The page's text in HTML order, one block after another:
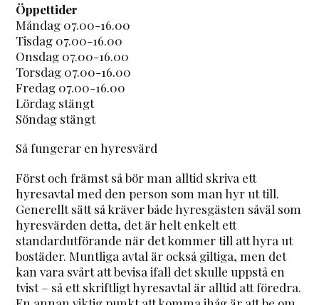
Öppettider
Måndag 07.00-16.00
Tisdag 07.00-16.00
Onsdag 07.00-16.00
Torsdag 07.00-16.00
Fredag 07.00-16.00
Lördag stängt
Söndag stängt
Så fungerar en hyresvärd
Först och främst så bör man alltid skriva ett
hyresavtal med den person som man hyr ut till.
Generellt sätt så kräver både hyresgästen såväl som
hyresvärden detta, det är helt enkelt ett
standardutförande när det kommer till att hyra ut
bostäder. Muntliga avtal är också giltiga, men det
kan vara svårt att bevisa ifall det skulle uppstå en
tvist – så ett skriftligt hyresavtal är alltid att föredra.